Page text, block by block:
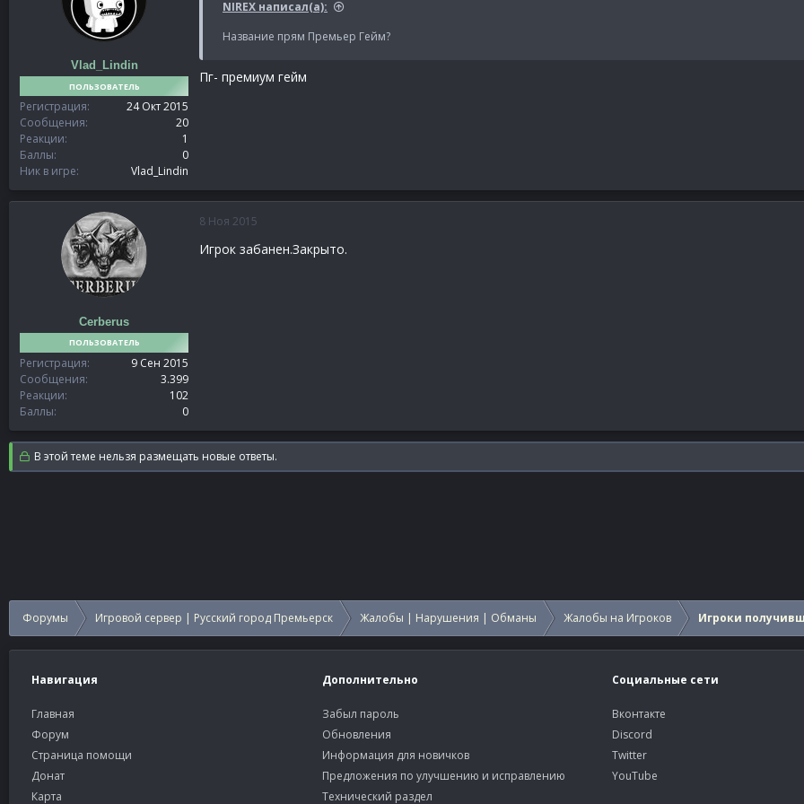
Vlad_Lindin
ПОЛЬЗОВАТЕЛЬ
Регистрация
24 Окт 2015
Сообщения
20
Реакции
1
Баллы
0
Ник в игре
Vlad_Lindin
NIREX написал(а):
Название прям Премьер Гейм?
Пг- премиум гейм
Cerberus
ПОЛЬЗОВАТЕЛЬ
Регистрация
9 Сен 2015
Сообщения
3.399
Реакции
102
Баллы
0
8 Ноя 2015
Игрок забанен.Закрыто.
В этой теме нельзя размещать новые ответы.
Форумы Игровой сервер | Русский город Премьерск Жалобы | Нарушения | Обманы Жалобы на Игроков Игроки
Навигация
Главная
Форум
Страница помощи
Донат
Карта
Дополнительно
Забыл пароль
Обновления
Информация для новичков
Предложения по улучшению и исправлению
Технический раздел
Социальные сети
Вконтакте
Discord
Twitter
YouTube